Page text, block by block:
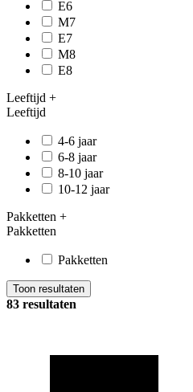
E6
M7
E7
M8
E8
Leeftijd +
Leeftijd
4-6 jaar
6-8 jaar
8-10 jaar
10-12 jaar
Pakketten +
Pakketten
Pakketten
Toon resultaten
83 resultaten